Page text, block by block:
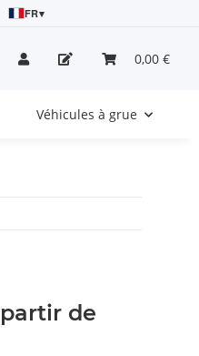
FR▾
0,00 €
Véhicules à grue
partir de